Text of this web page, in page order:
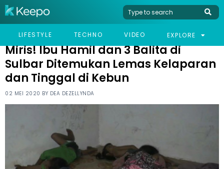
LIFESTYLE TECHNO VIDEO EXPLORE
HOME VIRAL
MIRIS! IBU HAMIL DAN 3 BALITA DI SULBAR DITEMUKAN LEMAS
Miris! Ibu Hamil dan 3 Balita di
Sulbar Ditemukan Lemas Kelaparan
dan Tinggal di Kebun
02 MEI 2020 BY DEA DEZELLYNDA